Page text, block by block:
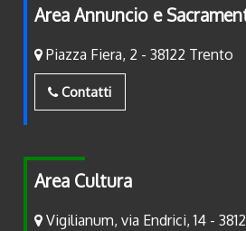
Area Annuncio e
Piazza Fiera, 2 - 38122 Trento
Contatti
Area Cultura
Vigilianum, via Endrici, 14 -